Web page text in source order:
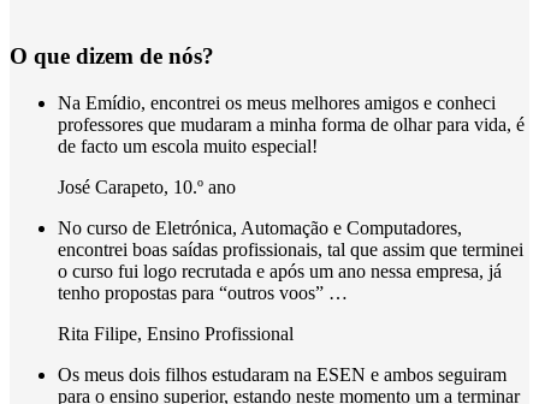
O que dizem de nós?
Na Emídio, encontrei os meus melhores amigos e conheci
professores que mudaram a minha forma de olhar para vida, é
de facto um escola muito especial!
José Carapeto, 10.º ano
No curso de Eletrónica, Automação e Computadores,
encontrei boas saídas profissionais, tal que assim que terminei
o curso fui logo recrutada e após um ano nessa empresa, já
tenho propostas para “outros voos” …
Rita Filipe, Ensino Profissional
Os meus dois filhos estudaram na ESEN e ambos seguiram
para o ensino superior, estando neste momento um a terminar